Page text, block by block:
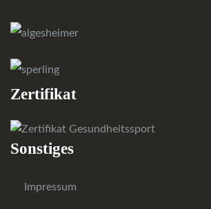
Zertifikat
Sonstiges
Impressum